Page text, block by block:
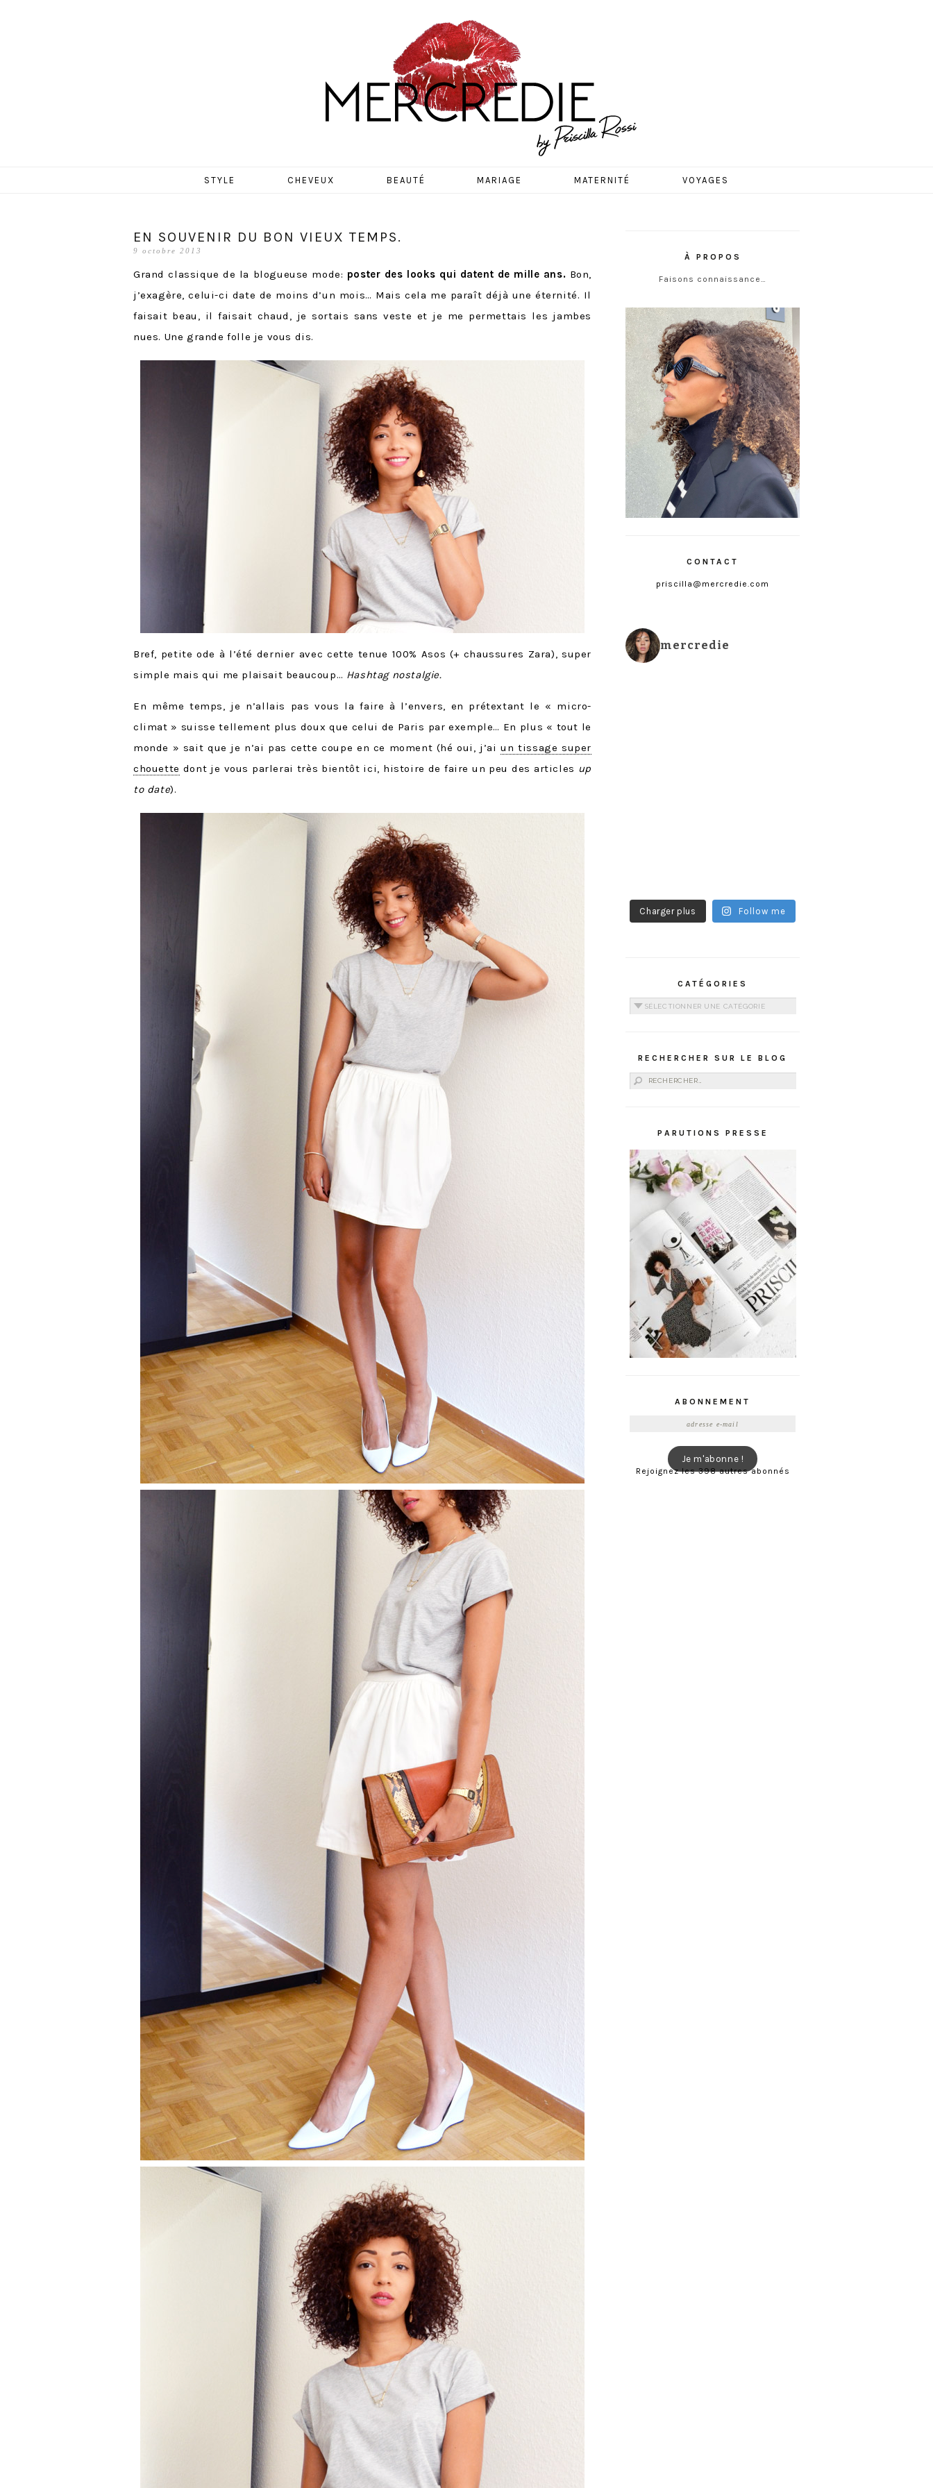
MERCREDIE
STYLE CHEVEUX BEAUTÉ MARIAGE MATERNITÉ VOYAGES
EN SOUVENIR DU BON VIEUX TEMPS.
9 octobre 2013
Grand classique de la blogueuse mode: poster des looks qui datent de mille ans. Bon,
j’exagère, celui-ci date de moins d’un mois… Mais cela me paraît déjà une éternité. Il
faisait beau, il faisait chaud, je sortais sans veste et je me permettais les jambes
nues. Une grande folle je vous dis.
Bref, petite ode à l’été dernier avec cette tenue 100% Asos (+ chaussures Zara), super
simple mais qui me plaisait beaucoup… Hashtag nostalgie.
En même temps, je n’allais pas vous la faire à l’envers, en prétextant le « micro-
climat » suisse tellement plus doux que celui de Paris par exemple… En plus « tout le
monde » sait que je n’ai pas cette coupe en ce moment (hé oui, j’aiun tissage super
chouette dont je vous parlerai très bientôt ici, histoire de faire un peu des articles up
to date).
À PROPOS
Faisons connaissance…
CONTACT
priscilla@mercredie.com
mercredie
Charger plus Follow me
CATÉGORIES
Catégories
RECHERCHER SUR LE BLOG
Rechercher :
PARUTIONS PRESSE
ABONNEMENT
Je m'abonne !
Rejoignez les 398 autres abonnés